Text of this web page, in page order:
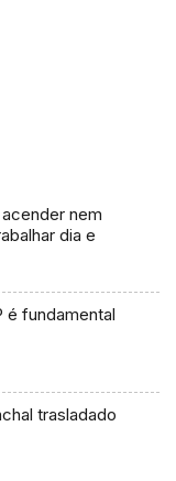
nem
dia e
é fundamental
trasladado